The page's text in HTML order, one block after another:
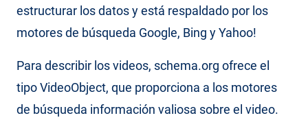
estructurar los datos y está respaldado por los
motores de búsqueda Google, Bing y Yahoo!
Para describir los videos, schema.org ofrece el
tipo VideoObject, que proporciona a los motores
de búsqueda información valiosa sobre el video.